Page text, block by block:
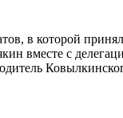
в которой
вместе с